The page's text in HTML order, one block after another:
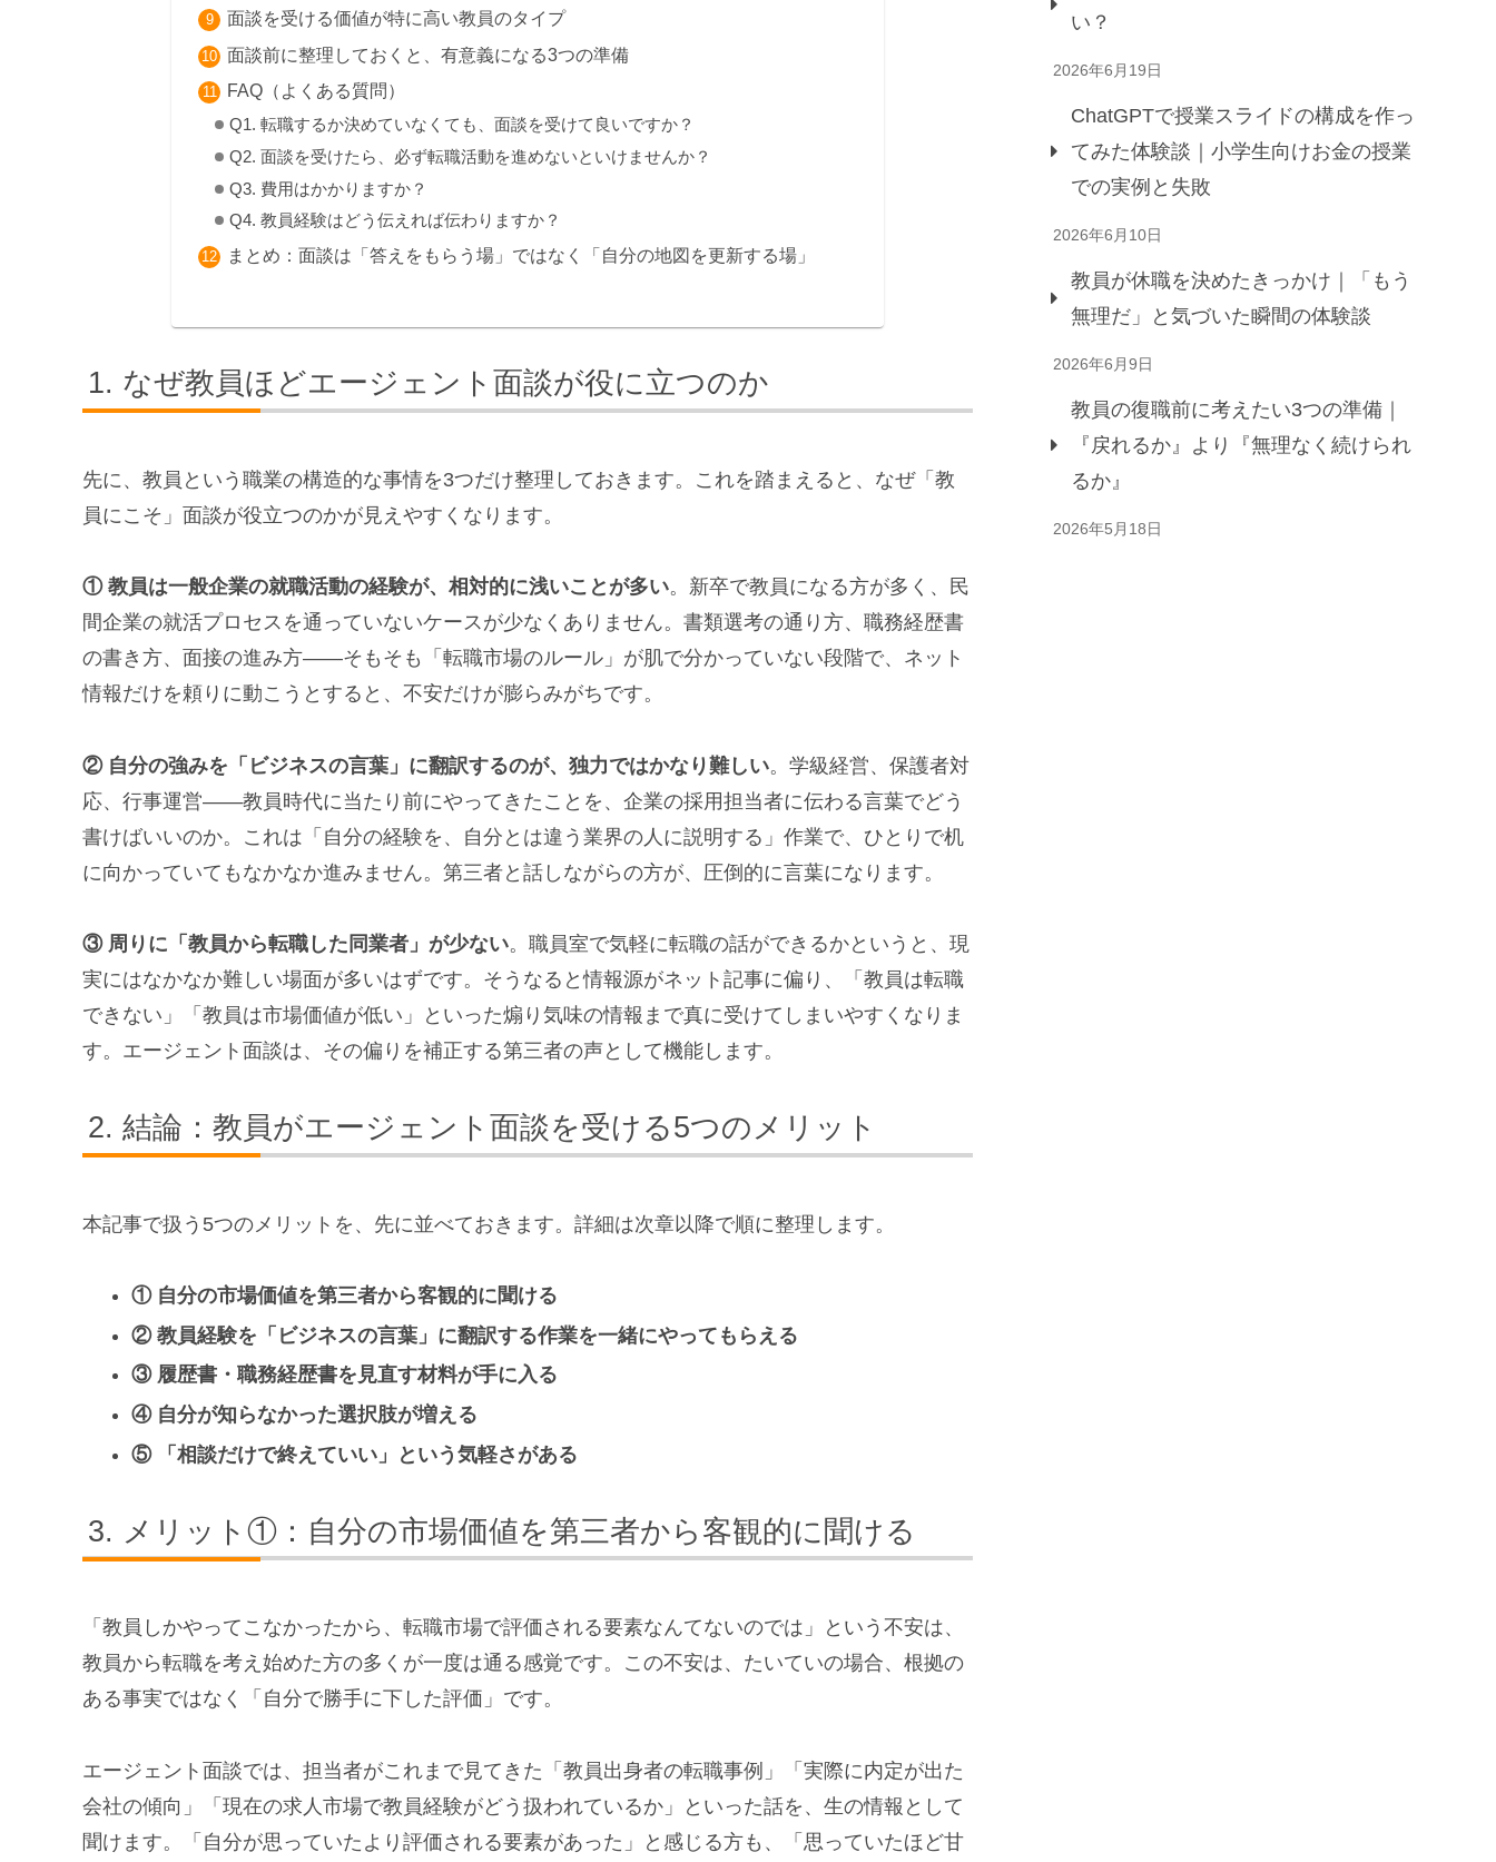
面談を受ける価値が特に高い教員のタイプ
面談前に整理しておくと、有意義になる3つの準備
FAQ（よくある質問）
Q1. 転職するか決めていなくても、面談を受けて良いですか？
Q2. 面談を受けたら、必ず転職活動を進めないといけませんか？
Q3. 費用はかかりますか？
Q4. 教員経験はどう伝えれば伝わりますか？
まとめ：面談は「答えをもらう場」ではなく「自分の地図を更新する場」
なぜ教員ほどエージェント面談が役に立つのか
先に、教員という職業の構造的な事情を3つだけ整理しておきます。これを踏まえると、なぜ「教
員にこそ」面談が役立つのかが見えやすくなります。
① 教員は一般企業の就職活動の経験が、相対的に浅いことが多い。新卒で教員になる方が多く、民
間企業の就活プロセスを通っていないケースが少なくありません。書類選考の通り方、職務経歴書
の書き方、面接の進み方――そもそも「転職市場のルール」が肌で分かっていない段階で、ネット
情報だけを頼りに動こうとすると、不安だけが膨らみがちです。
② 自分の強みを「ビジネスの言葉」に翻訳するのが、独力ではかなり難しい。学級経営、保護者対
応、行事運営――教員時代に当たり前にやってきたことを、企業の採用担当者に伝わる言葉でどう
書けばいいのか。これは「自分の経験を、自分とは違う業界の人に説明する」作業で、ひとりで机
に向かっていてもなかなか進みません。第三者と話しながらの方が、圧倒的に言葉になります。
③ 周りに「教員から転職した同業者」が少ない。職員室で気軽に転職の話ができるかというと、現
実にはなかなか難しい場面が多いはずです。そうなると情報源がネット記事に偏り、「教員は転職
できない」「教員は市場価値が低い」といった煽り気味の情報まで真に受けてしまいやすくなりま
す。エージェント面談は、その偏りを補正する第三者の声として機能します。
結論：教員がエージェント面談を受ける5つのメリット
本記事で扱う5つのメリットを、先に並べておきます。詳細は次章以降で順に整理します。
① 自分の市場価値を第三者から客観的に聞ける
② 教員経験を「ビジネスの言葉」に翻訳する作業を一緒にやってもらえる
③ 履歴書・職務経歴書を見直す材料が手に入る
④ 自分が知らなかった選択肢が増える
⑤ 「相談だけで終えていい」という気軽さがある
メリット①：自分の市場価値を第三者から客観的に聞ける
「教員しかやってこなかったから、転職市場で評価される要素なんてないのでは」という不安は、
教員から転職を考え始めた方の多くが一度は通る感覚です。この不安は、たいていの場合、根拠の
ある事実ではなく「自分で勝手に下した評価」です。
エージェント面談では、担当者がこれまで見てきた「教員出身者の転職事例」「実際に内定が出た
会社の傾向」「現在の求人市場で教員経験がどう扱われているか」といった話を、生の情報として
聞けます。「自分が思っていたより評価される要素があった」と感じる方も、「思っていたほど甘
い？
2026年6月19日
ChatGPTで授業スライドの構成を作っ
てみた体験談｜小学生向けお金の授業
での実例と失敗
2026年6月10日
教員が休職を決めたきっかけ｜「もう
無理だ」と気づいた瞬間の体験談
2026年6月9日
教員の復職前に考えたい3つの準備｜
『戻れるか』より『無理なく続けられ
るか』
2026年5月18日